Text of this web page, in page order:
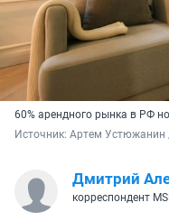
60% арендного рынка в РФ
Источник: Артем Устюжанин
Дмитрий
корреспондент